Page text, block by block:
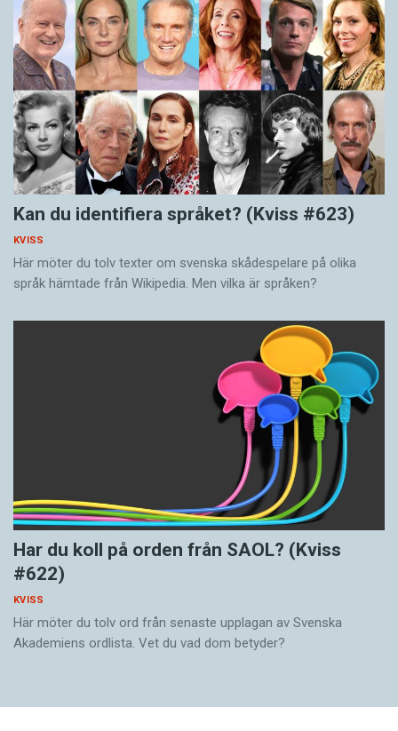
Kan du identifiera språket? (Kviss #623)
KVISS
Här möter du tolv texter om svenska skådespelare på olika
språk hämtade från Wikipedia. Men vilka är språken?
Har du koll på orden från SAOL? (Kviss
#622)
KVISS
Här möter du tolv ord från senaste upplagan av Svenska
Akademiens ordlista. Vet du vad dom betyder?